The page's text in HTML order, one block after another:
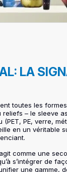
LA
toutes les
– le sleeve
PE, verre,
en un véritable
comme une
s’intégrer de
une gamme,